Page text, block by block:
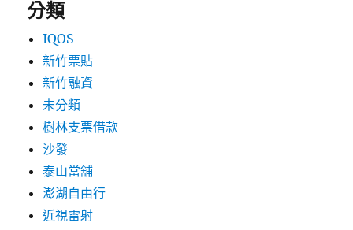
分類
IQOS
新竹票貼
新竹融資
未分類
樹林支票借款
沙發
泰山當舖
澎湖自由行
近視雷射